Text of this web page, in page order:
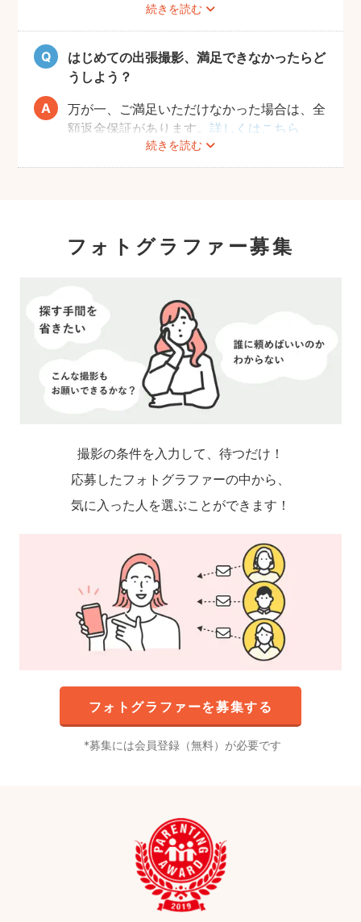
続きを読む
おりませんので、お客様ご自身にご用意をお
願いしております。
はじめての出張撮影、満足できなかったらど
うしよう？
続きを読む
万が一、ご満足いただけなかった場合は、全
額返金保証があります。詳しくはこちら
フォトグラファー募集
撮影の条件を入力して、待つだけ！
応募したフォトグラファーの中から、
気に入った人を選ぶことができます！
フォトグラファーを募集する
募集には会員登録（無料）が必要です